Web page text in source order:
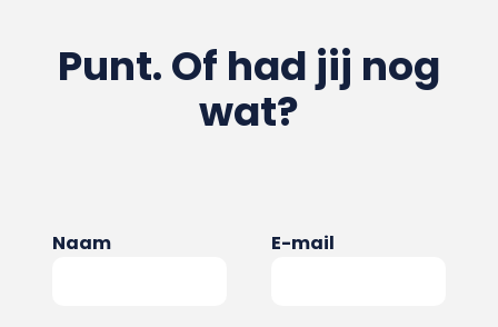
Punt. Of had jij nog
wat?
Naam E-mail